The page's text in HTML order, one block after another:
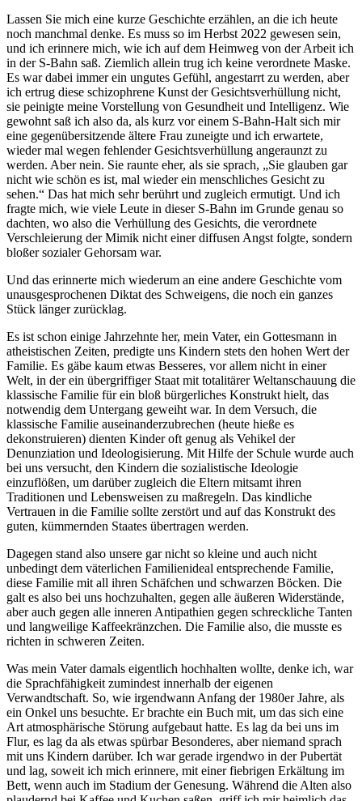
Lassen Sie mich eine kurze Geschichte erzählen, an die ich heute
noch manchmal denke. Es muss so im Herbst 2022 gewesen sein,
und ich erinnere mich, wie ich auf dem Heimweg von der Arbeit ich
in der S-Bahn saß. Ziemlich allein trug ich keine verordnete Maske.
Es war dabei immer ein ungutes Gefühl, angestarrt zu werden, aber
ich ertrug diese schizophrene Kunst der Gesichtsverhüllung nicht,
sie peinigte meine Vorstellung von Gesundheit und Intelligenz. Wie
gewohnt saß ich also da, als kurz vor einem S-Bahn-Halt sich mir
eine gegenübersitzende ältere Frau zuneigte und ich erwartete,
wieder mal wegen fehlender Gesichtsverhüllung angeraunzt zu
werden. Aber nein. Sie raunte eher, als sie sprach, „Sie glauben gar
nicht wie schön es ist, mal wieder ein menschliches Gesicht zu
sehen.“ Das hat mich sehr berührt und zugleich ermutigt. Und ich
fragte mich, wie viele Leute in dieser S-Bahn im Grunde genau so
dachten, wo also die Verhüllung des Gesichts, die verordnete
Verschleierung der Mimik nicht einer diffusen Angst folgte, sondern
bloßer sozialer Gehorsam war.
Und das erinnerte mich wiederum an eine andere Geschichte vom
unausgesprochenen Diktat des Schweigens, die noch ein ganzes
Stück länger zurücklag.
Es ist schon einige Jahrzehnte her, mein Vater, ein Gottesmann in
atheistischen Zeiten, predigte uns Kindern stets den hohen Wert der
Familie. Es gäbe kaum etwas Besseres, vor allem nicht in einer
Welt, in der ein übergriffiger Staat mit totalitärer Weltanschauung die
klassische Familie für ein bloß bürgerliches Konstrukt hielt, das
notwendig dem Untergang geweiht war. In dem Versuch, die
klassische Familie auseinanderzubrechen (heute hieße es
dekonstruieren) dienten Kinder oft genug als Vehikel der
Denunziation und Ideologisierung. Mit Hilfe der Schule wurde auch
bei uns versucht, den Kindern die sozialistische Ideologie
einzuflößen, um darüber zugleich die Eltern mitsamt ihren
Traditionen und Lebensweisen zu maßregeln. Das kindliche
Vertrauen in die Familie sollte zerstört und auf das Konstrukt des
guten, kümmernden Staates übertragen werden.
Dagegen stand also unsere gar nicht so kleine und auch nicht
unbedingt dem väterlichen Familienideal entsprechende Familie,
diese Familie mit all ihren Schäfchen und schwarzen Böcken. Die
galt es also bei uns hochzuhalten, gegen alle äußeren Widerstände,
aber auch gegen alle inneren Antipathien gegen schreckliche Tanten
und langweilige Kaffeekränzchen. Die Familie also, die musste es
richten in schweren Zeiten.
Was mein Vater damals eigentlich hochhalten wollte, denke ich, war
die Sprachfähigkeit zumindest innerhalb der eigenen
Verwandtschaft. So, wie irgendwann Anfang der 1980er Jahre, als
ein Onkel uns besuchte. Er brachte ein Buch mit, um das sich eine
Art atmosphärische Störung aufgebaut hatte. Es lag da bei uns im
Flur, es lag da als etwas spürbar Besonderes, aber niemand sprach
mit uns Kindern darüber. Ich war gerade irgendwo in der Pubertät
und lag, soweit ich mich erinnere, mit einer fiebrigen Erkältung im
Bett, wenn auch im Stadium der Genesung. Während die Alten also